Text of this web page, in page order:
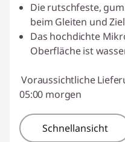
Die rutschfeste,
beim Gleiten und
Das hochdichte
Oberfläche ist
Voraussichtliche
05:00 morgen
Schnellansicht